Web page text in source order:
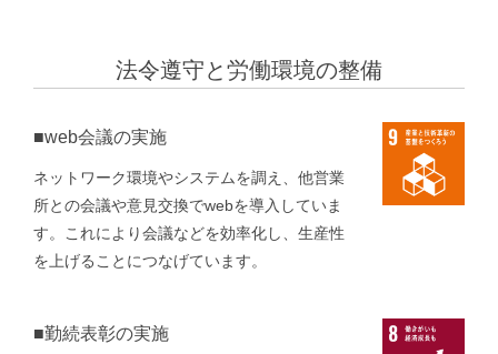
法令遵守と労働環境の整備
■web会議の実施
ネットワーク環境やシステムを調え、他営業
所との会議や意見交換でwebを導入していま
す。これにより会議などを効率化し、生産性
を上げることにつなげています。
■勤続表彰の実施